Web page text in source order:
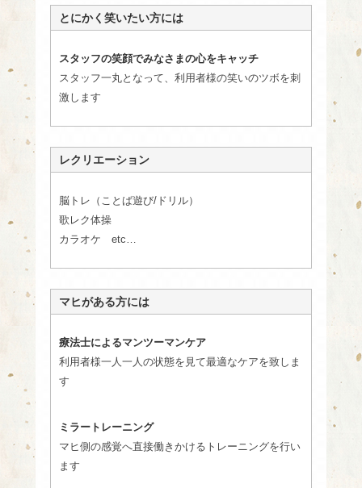
とにかく笑いたい方には
スタッフの笑顔でみなさまの心をキャッチ
スタッフ一丸となって、利用者様の笑いのツボを刺
激します
レクリエーション
脳トレ（ことば遊び/ドリル）
歌レク体操
カラオケ etc…
マヒがある方には
療法士によるマンツーマンケア
利用者様一人一人の状態を見て最適なケアを致しま
す
ミラートレーニング
マヒ側の感覚へ直接働きかけるトレーニングを行い
ます